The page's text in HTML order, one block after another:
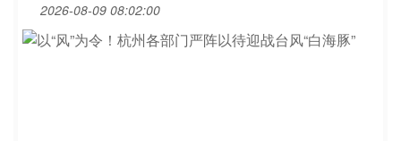
2026-08-09 08:02:00